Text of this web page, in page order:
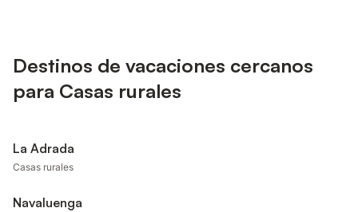
Destinos de vacaciones cercanos
para Casas rurales
La Adrada
Casas rurales
Navaluenga